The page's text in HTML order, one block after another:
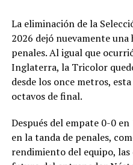
👉https://
😂 Los
la tristeza en
Tras la eliminación, las
creatividad.
Los aficionados
una forma de despedir el
que en Colombia muchas
La eliminación de la
2026 dejó nuevamente
penales. Al igual que
Inglaterra, la Tricolor
desde los once metros,
octavos de final.
Después del empate 0-0
en la tanda de penales,
rendimiento del equipo,